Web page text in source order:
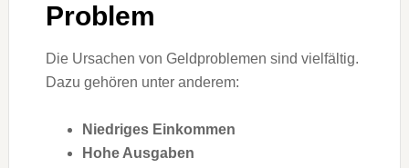
Problem
Die Ursachen von Geldproblemen sind vielfältig.
Dazu gehören unter anderem:
Niedriges Einkommen
Hohe Ausgaben